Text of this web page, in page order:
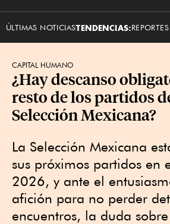
ÚLTIMAS NOTICIASTENDENCIAS:
CAPITAL HUMANO
¿Hay descanso
resto de los partidos
Selección Mexicana?
La Selección Mexicana
sus próximos partidos en
2026, y ante el
afición para no perder
encuentros, la duda